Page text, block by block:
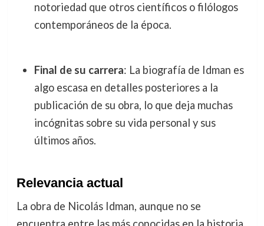
notoriedad que otros científicos o filólogos
contemporáneos de la época.
Final de su carrera: La biografía de Idman es
algo escasa en detalles posteriores a la
publicación de su obra, lo que deja muchas
incógnitas sobre su vida personal y sus
últimos años.
Relevancia actual
La obra de Nicolás Idman, aunque no se